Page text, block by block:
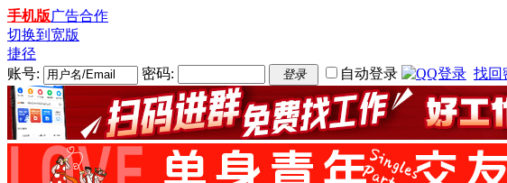
手机版广告合作
切换到宽版
捷径
账号:
密码: 登录 自动登录 找回